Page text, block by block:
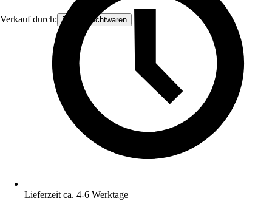
Verkauf durch: Frank Flechtwaren
Lieferzeit ca. 4-6 Werktage